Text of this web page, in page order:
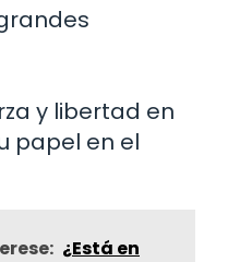
y libertad en
papel en el
¿Está en